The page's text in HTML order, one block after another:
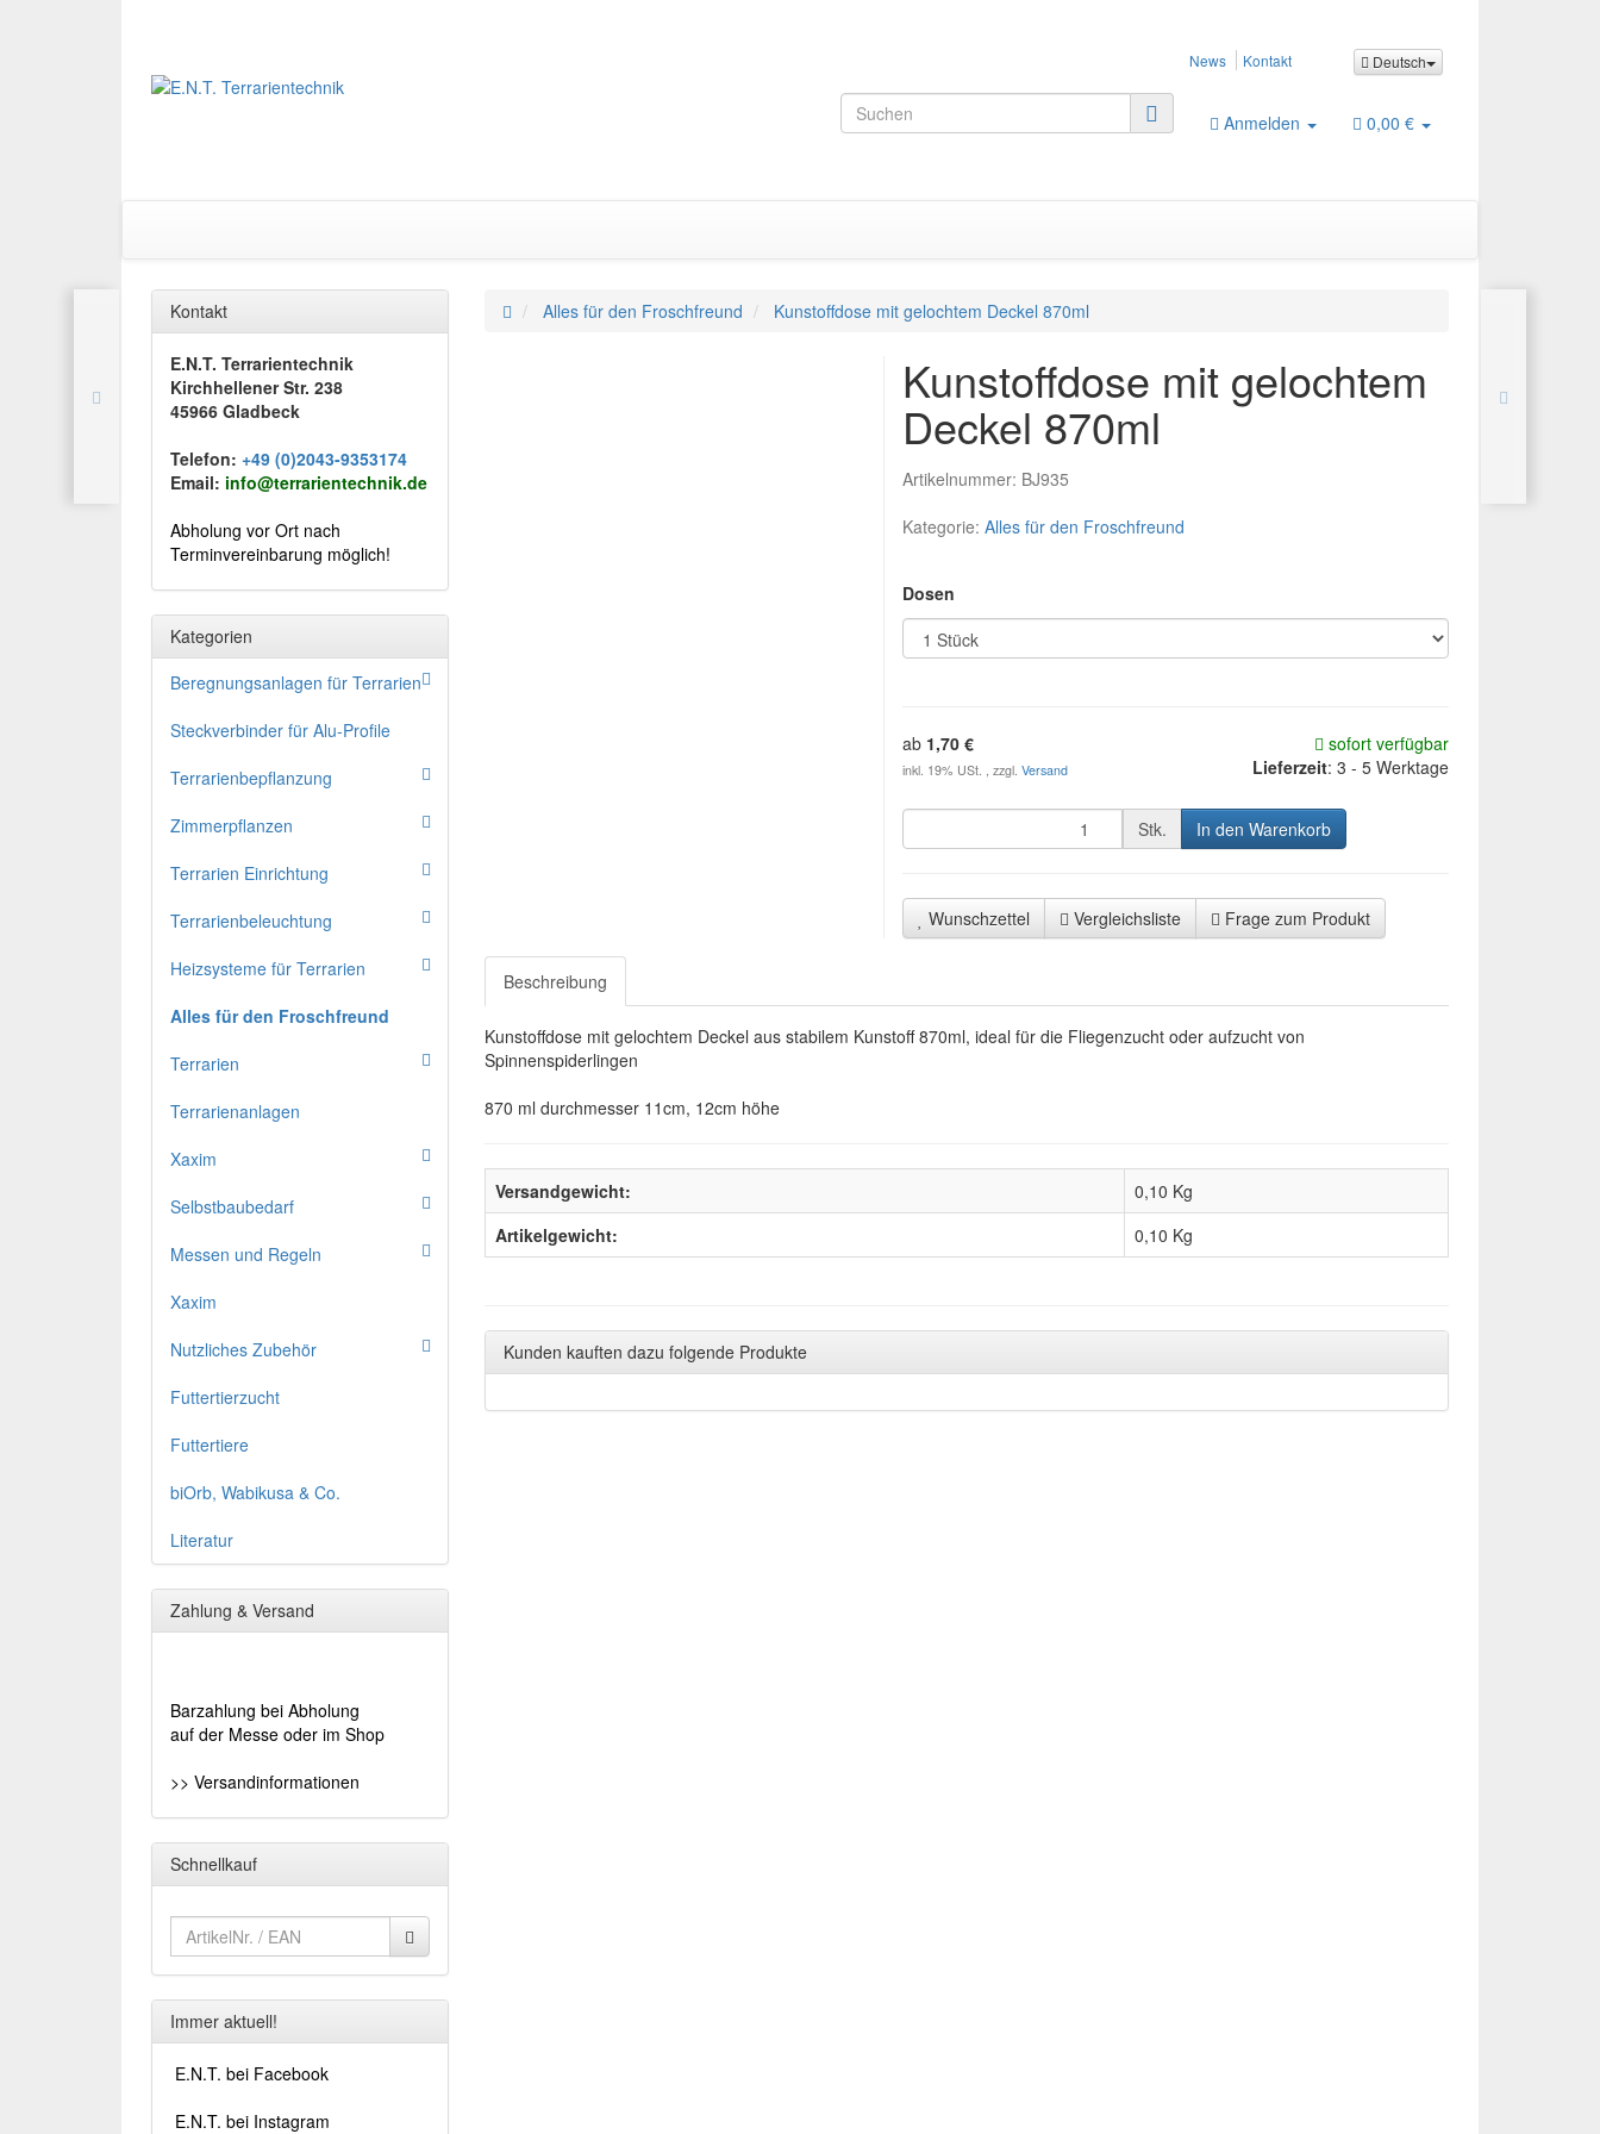
Deutsch
News Kontakt
Anmelden 0,00 €
Alles für den Froschfreund Kunstoffdose mit gelochtem Deckel 870ml
Kunstoffdose mit gelochtem
Deckel 870ml
Artikelnummer: BJ935
Kategorie: Alles für den Froschfreund
Dosen
ab 1,70 €
inkl. 19% USt. , zzgl. Versand
sofort verfügbar
Lieferzeit: 3 - 5 Werktage
Stk. In den Warenkorb
Wunschzettel Vergleichsliste Frage zum Produkt
Beschreibung
Kunstoffdose mit gelochtem Deckel aus stabilem Kunstoff 870ml, ideal für die Fliegenzucht oder aufzucht von
Spinnenspiderlingen
870 ml durchmesser 11cm, 12cm höhe
Versandgewicht:
0,10 Kg
Artikelgewicht:
0,10 Kg
Kunden kauften dazu folgende Produkte
Kontakt
E.N.T. Terrarientechnik
Kirchhellener Str. 238
45966 Gladbeck
Telefon: +49 (0)2043-9353174
Email: info@terrarientechnik.de
Abholung vor Ort nach
Terminvereinbarung möglich!
Kategorien
Beregnungsanlagen für Terrarien
Steckverbinder für Alu-Profile
Terrarienbepflanzung
Zimmerpflanzen
Terrarien Einrichtung
Terrarienbeleuchtung
Heizsysteme für Terrarien
Alles für den Froschfreund
Terrarien
Terrarienanlagen
Xaxim
Selbstbaubedarf
Messen und Regeln
Xaxim
Nutzliches Zubehör
Futtertierzucht
Futtertiere
biOrb, Wabikusa & Co.
Literatur
Zahlung & Versand
Barzahlung bei Abholung
auf der Messe oder im Shop
>> Versandinformationen
Schnellkauf
Immer aktuell!
E.N.T. bei Facebook
E.N.T. bei Instagram